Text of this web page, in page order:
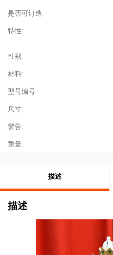
是否可订造:
特性:
性别:
材料:
型号编号:
尺寸:
警告:
重量:
描述
描述